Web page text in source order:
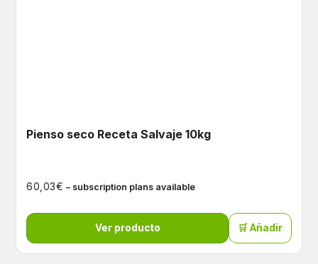
Pienso seco Receta Salvaje 10kg
60,03€ – subscription plans available
Ver producto 🛒 Añadir